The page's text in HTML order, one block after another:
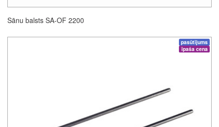
Sānu balsts SA-OF 2200
pasūtījums
īpaša cena